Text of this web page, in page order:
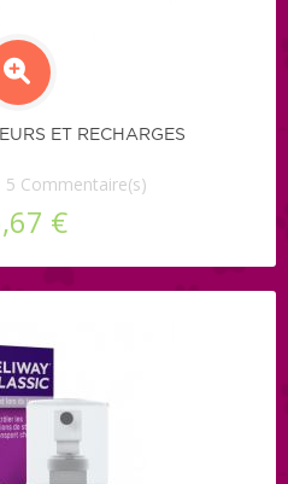
ET RECHARGES
5 Commentaire(s)
€